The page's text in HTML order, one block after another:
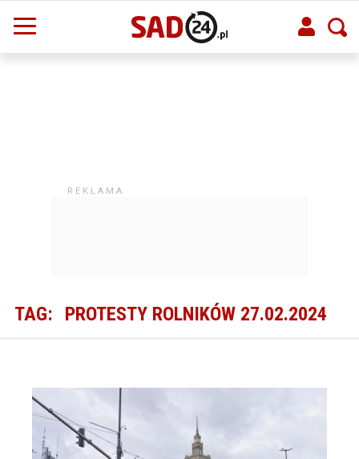
TAG: PROTESTY ROLNIKÓW 27.02.2024